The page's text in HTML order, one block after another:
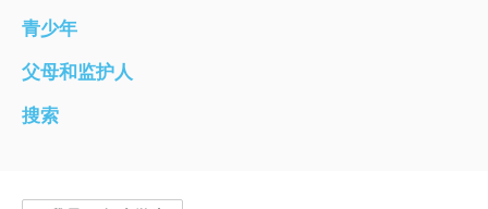
青少年
父母和监护人
搜索